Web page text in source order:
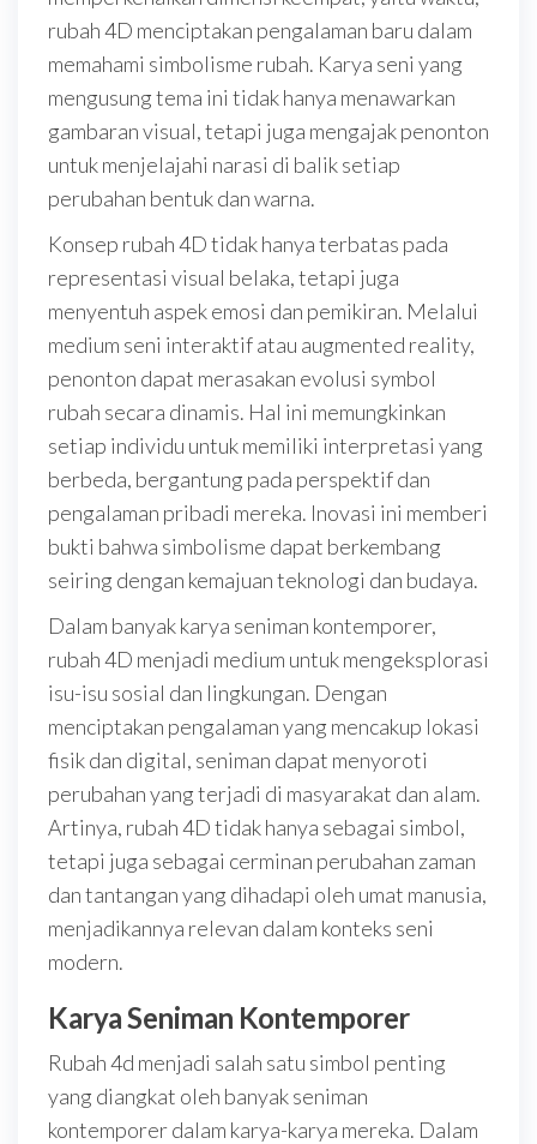
rubah 4D menciptakan pengalaman baru dalam
memahami simbolisme rubah. Karya seni yang
mengusung tema ini tidak hanya menawarkan
gambaran visual, tetapi juga mengajak penonton
untuk menjelajahi narasi di balik setiap
perubahan bentuk dan warna.
Konsep rubah 4D tidak hanya terbatas pada
representasi visual belaka, tetapi juga
menyentuh aspek emosi dan pemikiran. Melalui
medium seni interaktif atau augmented reality,
penonton dapat merasakan evolusi symbol
rubah secara dinamis. Hal ini memungkinkan
setiap individu untuk memiliki interpretasi yang
berbeda, bergantung pada perspektif dan
pengalaman pribadi mereka. Inovasi ini memberi
bukti bahwa simbolisme dapat berkembang
seiring dengan kemajuan teknologi dan budaya.
Dalam banyak karya seniman kontemporer,
rubah 4D menjadi medium untuk mengeksplorasi
isu-isu sosial dan lingkungan. Dengan
menciptakan pengalaman yang mencakup lokasi
fisik dan digital, seniman dapat menyoroti
perubahan yang terjadi di masyarakat dan alam.
Artinya, rubah 4D tidak hanya sebagai simbol,
tetapi juga sebagai cerminan perubahan zaman
dan tantangan yang dihadapi oleh umat manusia,
menjadikannya relevan dalam konteks seni
modern.
Karya Seniman Kontemporer
Rubah 4d menjadi salah satu simbol penting
yang diangkat oleh banyak seniman
kontemporer dalam karya-karya mereka. Dalam